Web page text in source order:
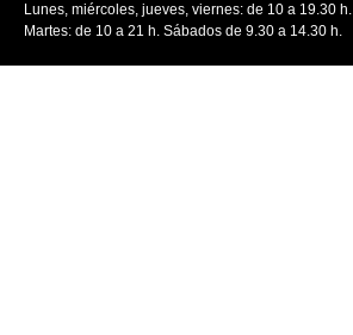
Lunes, miércoles, jueves, viernes: de 10 a 19.30 h.
Martes: de 10 a 21 h. Sábados de 9.30 a 14.30 h.